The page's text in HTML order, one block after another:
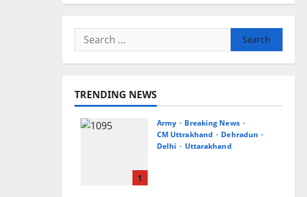
Search
for:
TRENDING NEWS
1
Army
Breaking News
CM Uttrakhand
Dehradun
Delhi
Uttarakhand